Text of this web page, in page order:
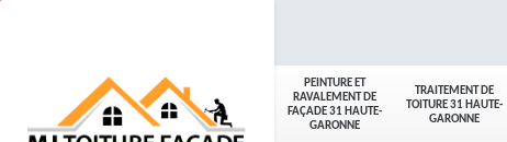
PEINTURE ET
RAVALEMENT DE
FAÇADE 31 HAUTE-
GARONNE
TRAITEMENT DE
TOITURE 31 HAUTE-
GARONNE